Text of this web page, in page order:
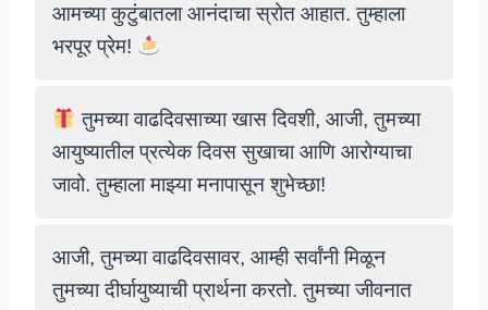
आमच्या कुटुंबातला आनंदाचा स्रोत आहात. तुम्हाला
भरपूर प्रेम!
तुमच्या वाढदिवसाच्या खास दिवशी, आजी, तुमच्या
आयुष्यातील प्रत्येक दिवस सुखाचा आणि आरोग्याचा
जावो. तुम्हाला माझ्या मनापासून शुभेच्छा!
आजी, तुमच्या वाढदिवसावर, आम्ही सर्वांनी मिळून
तुमच्या दीर्घायुष्याची प्रार्थना करतो. तुमच्या जीवनात